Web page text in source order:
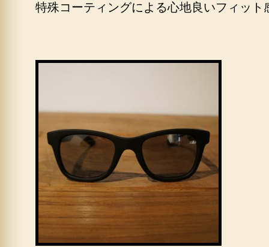
特殊コーティングによる心地良いフィット